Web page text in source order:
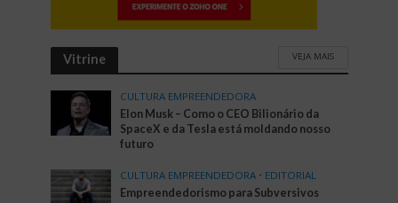
Vitrine VEJA MAIS
CULTURA EMPREENDEDORA
Elon Musk – Como o CEO Bilionário da
SpaceX e da Tesla está moldando nosso
futuro
CULTURA EMPREENDEDORA • EDITORIAL
Empreendedorismo para Subversivos